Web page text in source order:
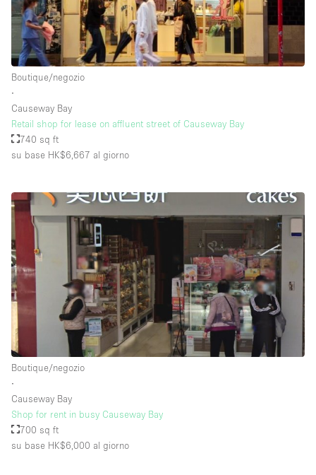
Boutique/negozio
∙
Causeway Bay
Retail shop for lease on affluent street of Causeway Bay
740 sq ft
su base HK$6,667 al giorno
Boutique/negozio
∙
Causeway Bay
Shop for rent in busy Causeway Bay
700 sq ft
su base HK$6,000 al giorno